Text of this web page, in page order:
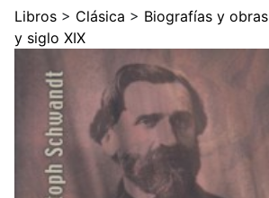
Libros > Clásica > Biografías y obras
y siglo XIX